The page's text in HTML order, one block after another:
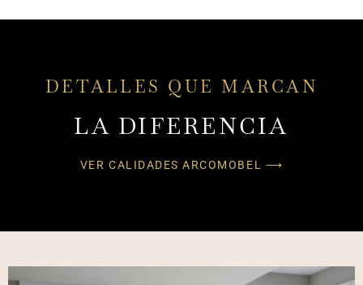
DETALLES QUE MARCAN
LA DIFERENCIA
VER CALIDADES ARCOMOBEL ⟶